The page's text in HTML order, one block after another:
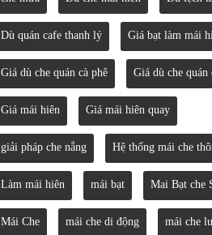
Dù quán cafe thanh lý Giá bạt làm mái
Giá dù che quán cà phê Giá dù che quán
Giá mái hiên Giá mái hiên quay
giải pháp che nắng Hệ thống mái che
Làm mái hiên mái bạt Mai Bạt che
Mái Che mái che di động mái che